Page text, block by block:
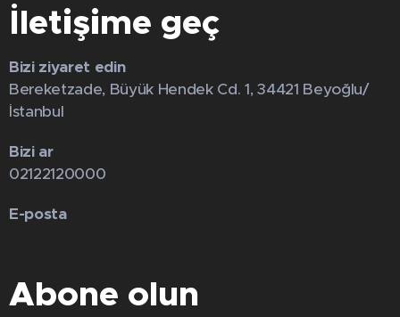
İletişime geç
Bizi ziyaret edin
Bereketzade, Büyük Hendek Cd. 1, 34421 Beyoğlu/
İstanbul
Bizi ar
02122120000
E-posta
Abone olun